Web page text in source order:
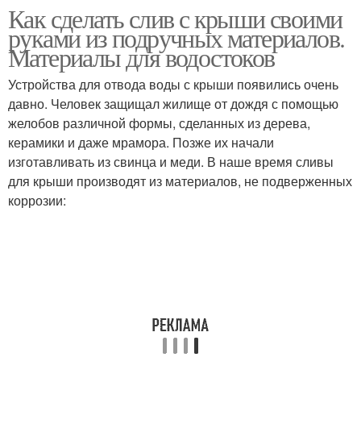
Как сделать слив с крыши своими
руками из подручных материалов.
Материалы для водостоков
Устройства для отвода воды с крыши появились очень
давно. Человек защищал жилище от дождя с помощью
желобов различной формы, сделанных из дерева,
керамики и даже мрамора. Позже их начали
изготавливать из свинца и меди. В наше время сливы
для крыши производят из материалов, не подверженных
коррозии: